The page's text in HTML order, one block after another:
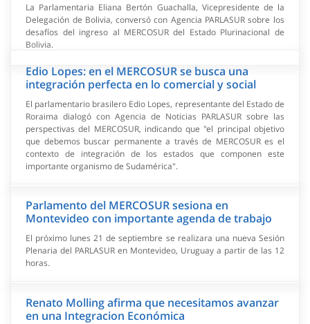
La Parlamentaria Eliana Bertón Guachalla, Vicepresidente de la
Delegación de Bolivia, conversó con Agencia PARLASUR sobre los
desafíos del ingreso al MERCOSUR del Estado Plurinacional de
Bolivia.
Edio Lopes: en el MERCOSUR se busca una
integración perfecta en lo comercial y social
El parlamentario brasilero Edio Lopes, representante del Estado de
Roraima dialogó con Agencia de Noticias PARLASUR sobre las
perspectivas del MERCOSUR, indicando que "el principal objetivo
que debemos buscar permanente a través de MERCOSUR es el
contexto de integración de los estados que componen este
importante organismo de Sudamérica".
Parlamento del MERCOSUR sesiona en
Montevideo con importante agenda de trabajo
El próximo lunes 21 de septiembre se realizara una nueva Sesión
Plenaria del PARLASUR en Montevideo, Uruguay a partir de las 12
horas.
Renato Molling afirma que necesitamos avanzar
en una Integracion Económica